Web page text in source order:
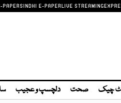
PAPERSINDHI E-PAPERLIVE STREAMING
چیک صحت دلچسپ و عجیب